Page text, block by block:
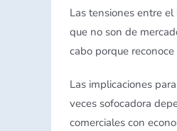
Las tensiones entre
que no son de
cabo porque
Las implicaciones
veces sofocadora
comerciales con